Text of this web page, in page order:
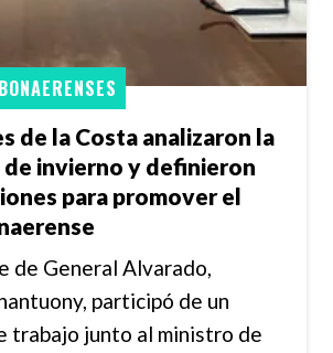
de la Costa analizaron la
invierno y definieron
para promover el
de General Alvarado,
participó de un
trabajo junto al ministro de